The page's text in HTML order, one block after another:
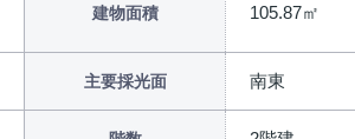
建物面積 105.87㎡
主要採光面 南東